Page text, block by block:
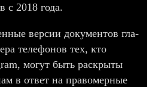
с 2018 года.
вер­сии докумен­тов гла­
телефо­нов тех, кто
могут быть рас­кры­ты
в ответ на пра­вомер­ные